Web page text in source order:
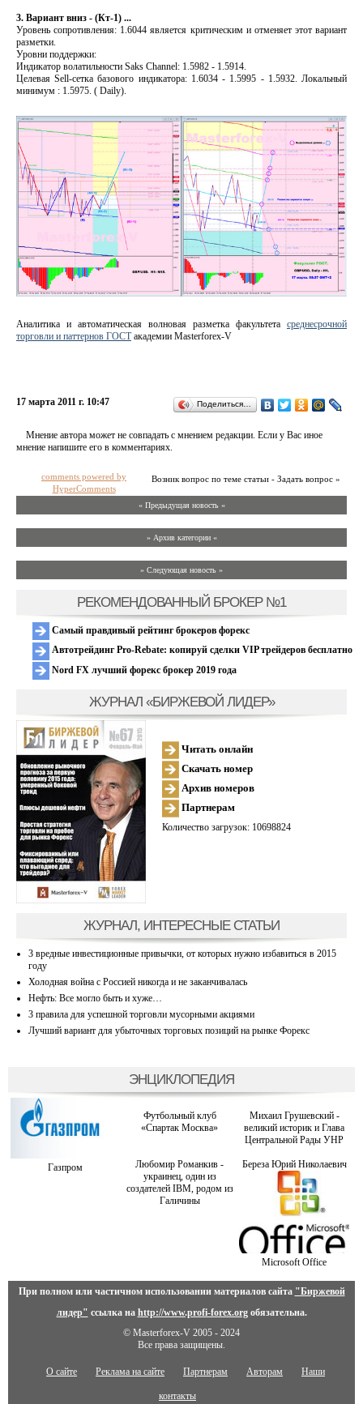
3. Вариант вниз - (Кт-1) ...
Уровень сопротивления: 1.6044 является критическим и отменяет этот вариант
разметки.
Уровни поддержки:
Индикатор волатильности Saks Channel: 1.5982 - 1.5914.
Целевая Sell-сетка базового индикатора: 1.6034 - 1.5995 - 1.5932. Локальный
минимум : 1.5975. ( Daily).
Аналитика и автоматическая волновая разметка факультета среднесрочной
торговли и паттернов ГОСТакадемии Masterforex-V
17 марта 2011 г. 10:47 Поделиться…
Мнение автора может не совпадать с мнением редакции. Если у Вас иное
мнение напишите его в комментариях.
Возник вопрос по теме статьи - Задать вопрос »
comments powered by
HyperComments
« Предыдущая новость «
» Архив категории «
» Следующая новость »
РЕКОМЕНДОВАННЫЙ БРОКЕР №1
Самый правдивый рейтинг брокеров форекс
Автотрейдинг Pro-Rebate: копируй сделки VIP трейдеров бесплатно
Nord FX лучший форекс брокер 2019 года
ЖУРНАЛ «БИРЖЕВОЙ ЛИДЕР»
Читать онлайн
Скачать номер
Архив номеров
Партнерам
Количество загрузок: 10698824
ЖУРНАЛ, ИНТЕРЕСНЫЕ СТАТЬИ
3 вредные инвестиционные привычки, от которых нужно избавиться в 2015
году
Холодная война с Россией никогда и не заканчивалась
Нефть: Все могло быть и хуже…
3 правила для успешной торговли мусорными акциями
Лучший вариант для убыточных торговых позиций на рынке Форекс
ЭНЦИКЛОПЕДИЯ
Газпром
Футбольный клуб
«Спартак Москва»
Михаил Грушевский -
великий историк и Глава
Центральной Рады УНР
Любомир Романкив -
украинец, один из
создателей IBM, родом из
Галичины
Береза ​​Юрий Николаевич
Microsoft Office
При полном или частичном использовании материалов сайта "Биржевой
лидер" ссылка на http://www.profi-forex.orgобязательна.
© Masterforex-V 2005 - 2024
Все права защищены.
О сайте Реклама на сайте Партнерам Авторам Наши
контакты